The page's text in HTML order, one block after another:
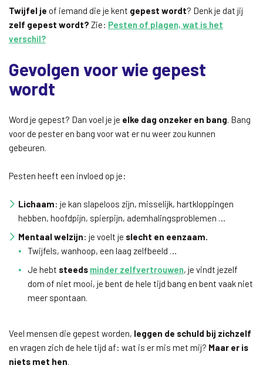
Twijfel je of iemand die je kent gepest wordt? Denk je dat jij
zelf gepest wordt? Zie: Pesten of plagen, wat is het
verschil?
Gevolgen voor wie gepest
wordt
Word je gepest? Dan voel je je elke dag onzeker en bang. Bang
voor de pester en bang voor wat er nu weer zou kunnen
gebeuren.
Pesten heeft een invloed op je:
Lichaam: je kan slapeloos zijn, misselijk, hartkloppingen
hebben, hoofdpijn, spierpijn, ademhalingsproblemen …
Mentaal welzijn: je voelt je slecht en eenzaam.
Twijfels, wanhoop, een laag zelfbeeld …
Je hebt steeds minder zelfvertrouwen, je vindt jezelf
dom of niet mooi, je bent de hele tijd bang en bent vaak niet
meer spontaan.
Veel mensen die gepest worden, leggen de schuld bij zichzelf
en vragen zich de hele tijd af: wat is er mis met mij? Maar er is
niets met hen.